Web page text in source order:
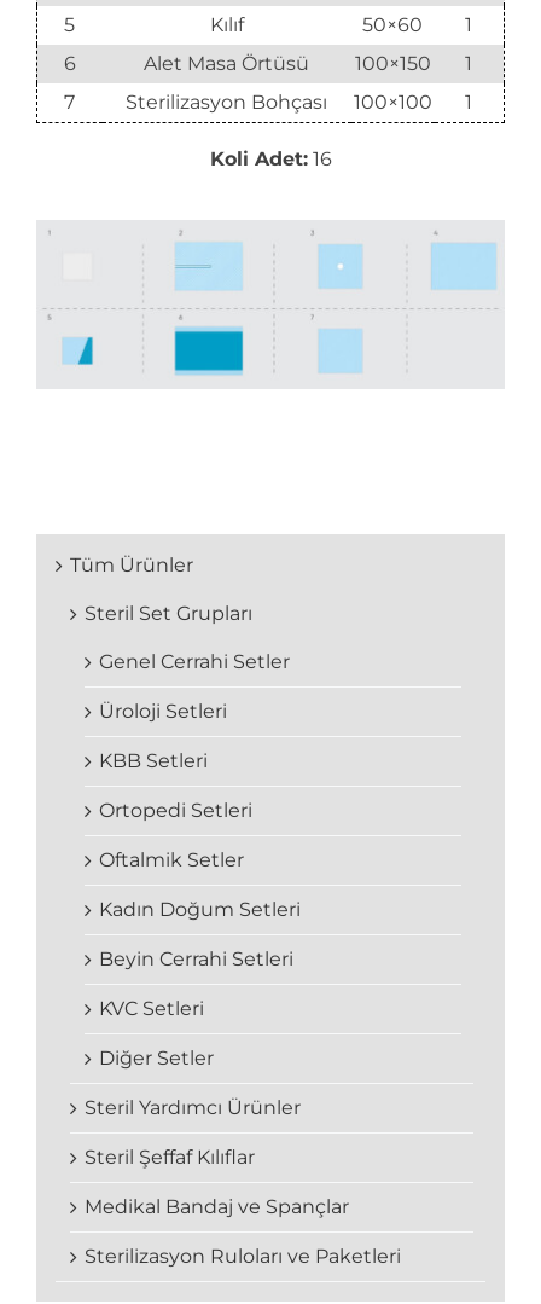
5
Kılıf 50×60
1
6
Alet Masa Örtüsü 100×150
1
7
Sterilizasyon Bohçası 100×100 1
Koli Adet:16
Tüm Ürünler
Steril Set Grupları
Genel Cerrahi Setler
Üroloji Setleri
KBB Setleri
Ortopedi Setleri
Oftalmik Setler
Kadın Doğum Setleri
Beyin Cerrahi Setleri
KVC Setleri
Diğer Setler
Steril Yardımcı Ürünler
Steril Şeffaf Kılıflar
Medikal Bandaj ve Spançlar
Sterilizasyon Ruloları ve Paketleri